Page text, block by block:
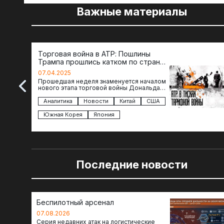
Важные материалы
Торговая война в АТР: Пошлины
Трампа прошлись катком по странам
региона
07.04.2025
Прошедшая неделя знаменуется началом
нового этапа торговой войны Дональда
импорта из более 100 стран…
Аналитика Новости Китай
США
Южная Корея
Япония
Последние новости
Беспилотный арсенал
07.08.2026
Серия недавних атак на логистические